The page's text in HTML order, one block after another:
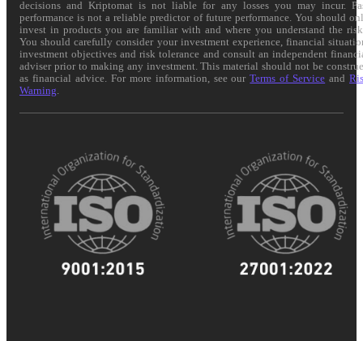
decisions and Kriptomat is not liable for any losses you may incur.
performance is not a reliable predictor of future performance. You should
invest in products you are familiar with and where you understand the
You should carefully consider your investment experience, financial
investment objectives and risk tolerance and consult an independent
adviser prior to making any investment. This material should not be
as financial advice. For more information, see ourTerms of Service and
Warning